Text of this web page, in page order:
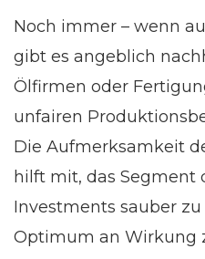
Noch immer – wenn
gibt es angeblich
Ölfirmen oder
unfairen
Die Aufmerksamkeit
hilft mit, das Segment
Investments sauber
Optimum an Wirkung